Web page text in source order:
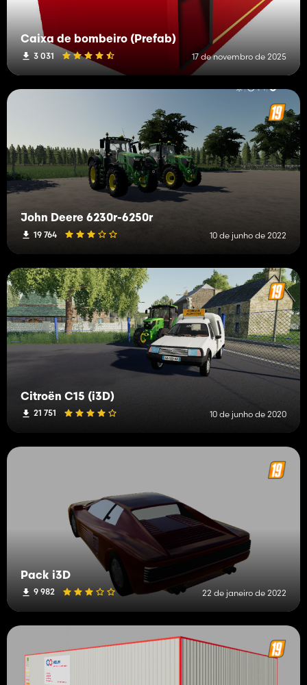
Caixa de bombeiro (Prefab)
3 031 17 de novembro de 2025
John Deere 6230r-6250r
19 764 10 de junho de 2022
Citroën C15 (i3D)
21 751 10 de junho de 2020
Pack i3D
9 982 22 de janeiro de 2022